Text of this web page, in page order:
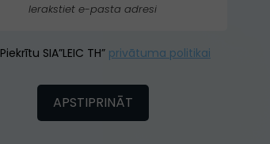
Piekrītu SIA”LEIC TH” privātuma politikai
APSTIPRINĀT